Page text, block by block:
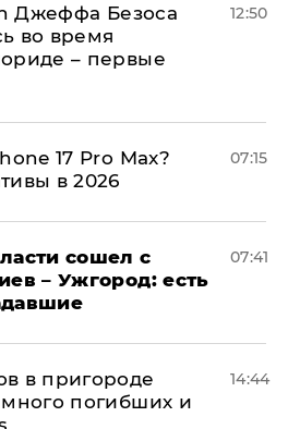
Джеффа Безоса
во время
– первые
12:50
17 Pro Max?
в 2026
07:15
сошел с
– Ужгород: есть
07:41
в пригороде
погибших и
14:44